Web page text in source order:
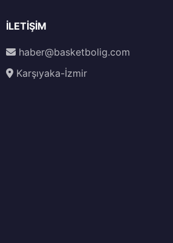
İLETIŞIM
haber@basketbolig.com
Karşıyaka-İzmir